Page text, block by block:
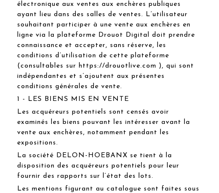
électronique aux ventes aux enchères publiques
ayant lieu dans des salles de ventes. L’utilisateur
souhaitant participer à une vente aux enchères en
ligne via la plateforme Drouot Digital doit prendre
connaissance et accepter, sans réserve, les
conditions d’utilisation de cette plateforme
(consultables sur https://drouotlive.com ), qui sont
indépendantes et s’ajoutent aux présentes
conditions générales de vente.
1 - LES BIENS MIS EN VENTE
Les acquéreurs potentiels sont censés avoir
examinés les biens pouvant les intéresser avant la
vente aux enchères, notamment pendant les
expositions.
La société DELON-HOEBANX se tient à la
disposition des acquéreurs potentiels pour leur
fournir des rapports sur l’état des lots.
Les mentions figurant au catalogue sont faites sous